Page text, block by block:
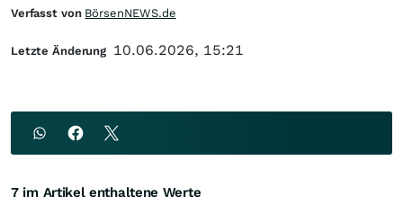
Verfasst von BörsenNEWS.de
Letzte Änderung 10.06.2026, 15:21
7 im Artikel enthaltene Werte